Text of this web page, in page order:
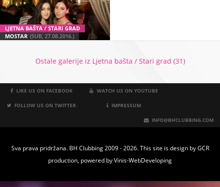
LJETNA BAŠTA / STARI GRAD
MOSTAR (SUB, 27.08.2016.)
Ostale galerije iz Ljetna bašta / Stari grad (31)
LIKE US ON FACEBOOK WATCH US ON YOUTUBE
FOLLOW US ON TWITTER IMPRESSUM
INFO@BHCLUBBING.COM
Sva prava pridržana. BH Clubbing 2009 - 2026. This site is design byGCR
production, powered byVinis-WebDeveloping